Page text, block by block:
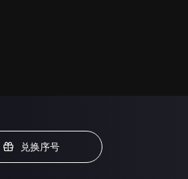
兑换序号